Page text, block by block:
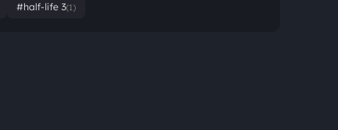
#half-life 3(1)